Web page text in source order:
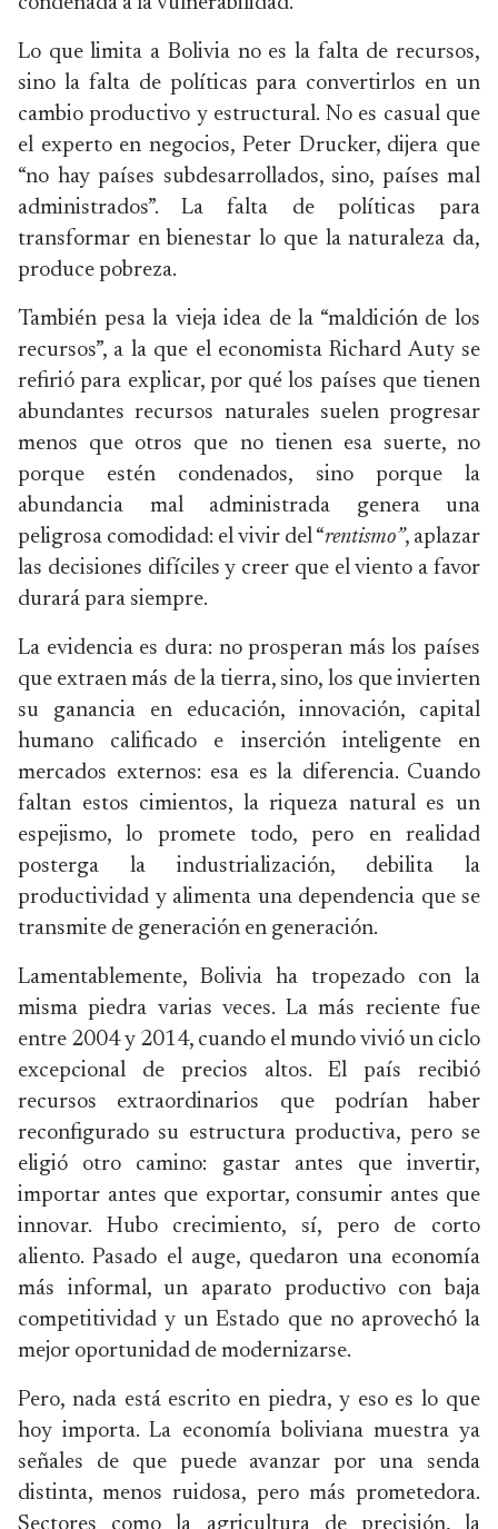
Lo que limita a Bolivia no es la falta de recursos,
sino la falta de políticas para convertirlos en un
cambio productivo y estructural. No es casual que
el experto en negocios, Peter Drucker, dijera que
“no hay países subdesarrollados, sino, países mal
administrados”. La falta de políticas para
transformar en bienestar lo que la naturaleza da,
produce pobreza.
También pesa la vieja idea de la “maldición de los
recursos”, a la que el economista Richard Auty se
refirió para explicar, por qué los países que tienen
abundantes recursos naturales suelen progresar
menos que otros que no tienen esa suerte, no
porque estén condenados, sino porque la
abundancia mal administrada genera una
peligrosa comodidad: el vivir del “rentismo”, aplazar
las decisiones difíciles y creer que el viento a favor
durará para siempre.
La evidencia es dura: no prosperan más los países
que extraen más de la tierra, sino, los que invierten
su ganancia en educación, innovación, capital
humano calificado e inserción inteligente en
mercados externos: esa es la diferencia. Cuando
faltan estos cimientos, la riqueza natural es un
espejismo, lo promete todo, pero en realidad
posterga la industrialización, debilita la
productividad y alimenta una dependencia que se
transmite de generación en generación.
Lamentablemente, Bolivia ha tropezado con la
misma piedra varias veces. La más reciente fue
entre 2004 y 2014, cuando el mundo vivió un ciclo
excepcional de precios altos. El país recibió
recursos extraordinarios que podrían haber
reconfigurado su estructura productiva, pero se
eligió otro camino: gastar antes que invertir,
importar antes que exportar, consumir antes que
innovar. Hubo crecimiento, sí, pero de corto
aliento. Pasado el auge, quedaron una economía
más informal, un aparato productivo con baja
competitividad y un Estado que no aprovechó la
mejor oportunidad de modernizarse.
Pero, nada está escrito en piedra, y eso es lo que
hoy importa. La economía boliviana muestra ya
señales de que puede avanzar por una senda
distinta, menos ruidosa, pero más prometedora.
Sectores como la agricultura de precisión, la